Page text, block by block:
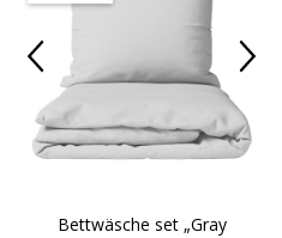
Bettwäsche set „Gray